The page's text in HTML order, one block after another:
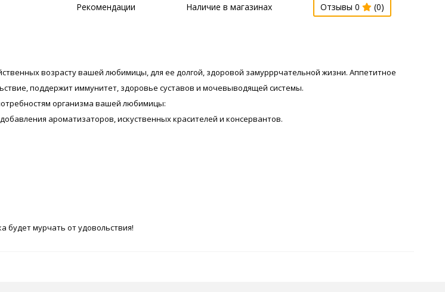
Рекомендации Наличие в магазинах Отзывы 0 (0)
возрасту вашей любимицы, для ее долгой, здоровой замурррчательной жизни. Аппетитное
поддержит иммунитет, здоровье суставов и мочевыводящей системы.
организма вашей любимицы:
ароматизаторов, искуственных красителей и консервантов.
будет мурчать от удовольствия!